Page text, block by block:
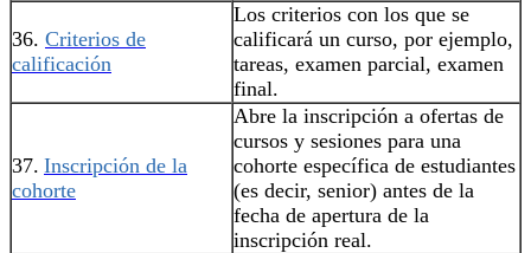
36. Criterios de
calificación
Los criterios con los que se
calificará un curso, por ejemplo,
tareas, examen parcial, examen
final.
37. Inscripción de la
cohorte
Abre la inscripción a ofertas de
cursos y sesiones para una
cohorte específica de estudiantes
(es decir, senior) antes de la
fecha de apertura de la
inscripción real.